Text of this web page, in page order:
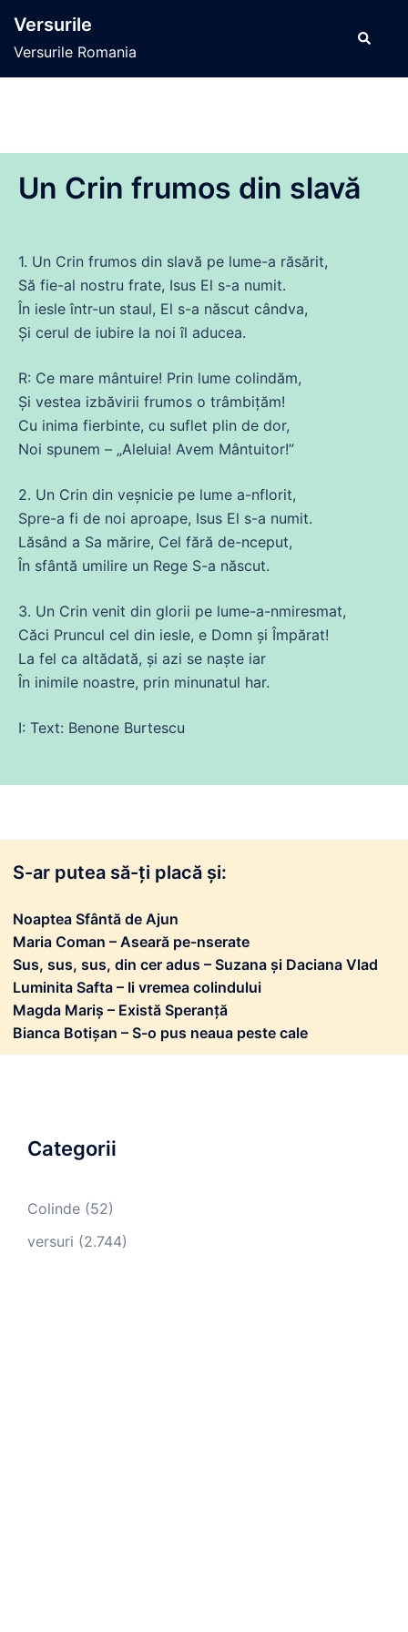
conținut
Versurile
Versurile Romania
Caută
Un Crin frumos din slavă
1. Un Crin frumos din slavă pe lume-a răsărit,
Să fie-al nostru frate, Isus El s-a numit.
În iesle într-un staul, El s-a născut cândva,
Și cerul de iubire la noi îl aducea.
R: Ce mare mântuire! Prin lume colindăm,
Și vestea izbăvirii frumos o trâmbiţăm!
Cu inima fierbinte, cu suflet plin de dor,
Noi spunem – „Aleluia! Avem Mântuitor!”
2. Un Crin din veșnicie pe lume a-nflorit,
Spre-a fi de noi aproape, Isus El s-a numit.
Lăsând a Sa mărire, Cel fără de-nceput,
În sfântă umilire un Rege S-a născut.
3. Un Crin venit din glorii pe lume-a-nmiresmat,
Căci Pruncul cel din iesle, e Domn și Împărat!
La fel ca altădată, și azi se naşte iar
În inimile noastre, prin minunatul har.
I: Text: Benone Burtescu
S-ar putea să-ți placă și:
Noaptea Sfântă de Ajun
Maria Coman – Aseară pe-nserate
Sus, sus, sus, din cer adus – Suzana și Daciana Vlad
Luminita Safta – Ii vremea colindului
Magda Mariș – Există Speranță
Bianca Botișan – S-o pus neaua peste cale
Categorii
Colinde (52)
versuri (2.744)